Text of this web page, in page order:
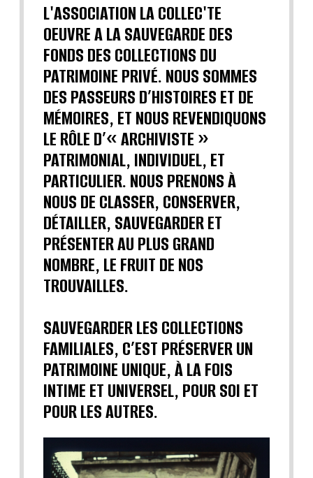
L'ASSOCIATION LA COLLEC'TE
OEUVRE A LA SAUVEGARDE DES
FONDS DES COLLECTIONS DU
PATRIMOINE PRIVÉ. NOUS SOMMES
DES PASSEURS D’HISTOIRES ET DE
MÉMOIRES, ET NOUS REVENDIQUONS
LE RÔLE D’« ARCHIVISTE »
PATRIMONIAL, INDIVIDUEL, ET
PARTICULIER. NOUS PRENONS À
NOUS DE CLASSER, CONSERVER,
DÉTAILLER, SAUVEGARDER ET
PRÉSENTER AU PLUS GRAND
NOMBRE, LE FRUIT DE NOS
TROUVAILLES.
SAUVEGARDER LES COLLECTIONS
FAMILIALES, C’EST PRÉSERVER UN
PATRIMOINE UNIQUE, À LA FOIS
INTIME ET UNIVERSEL, POUR SOI ET
POUR LES AUTRES.